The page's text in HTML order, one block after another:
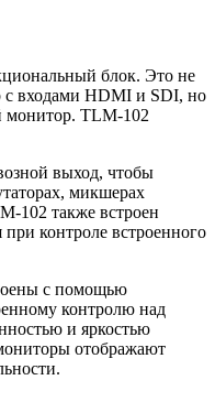
блок. Это не
с входами HDMI и SDI, но
монитор. TLM-102
выход, чтобы
микшерах
102 также встроен
контроле встроенного
с помощью
контролю над
и яркостью
отображают